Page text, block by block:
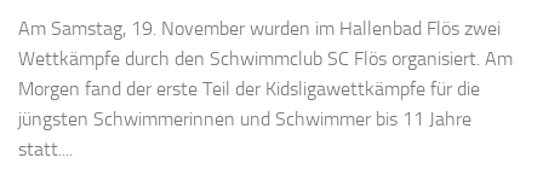
Am Samstag, 19. November wurden im Hallenbad Flös zwei
Wettkämpfe durch den Schwimmclub SC Flös organisiert. Am
Morgen fand der erste Teil der Kidsligawettkämpfe für die
jüngsten Schwimmerinnen und Schwimmer bis 11 Jahre
statt....